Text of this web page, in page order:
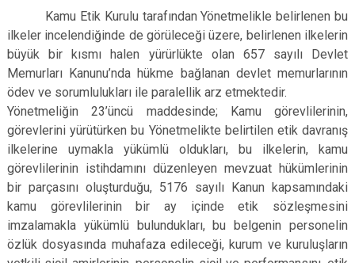
Kamu Etik Kurulu tarafından Yönetmelikle belirlenen bu
ilkeler incelendiğinde de görüleceği üzere, belirlenen ilkelerin
büyük bir kısmı halen yürürlükte olan 657 sayılı Devlet
Memurları Kanunu’nda hükme bağlanan devlet memurlarının
ödev ve sorumlulukları ile paralellik arz etmektedir.
Yönetmeliğin 23’üncü maddesinde; Kamu görevlilerinin,
görevlerini yürütürken bu Yönetmelikte belirtilen etik davranış
ilkelerine uymakla yükümlü oldukları, bu ilkelerin, kamu
görevlilerinin istihdamını düzenleyen mevzuat hükümlerinin
bir parçasını oluşturduğu, 5176 sayılı Kanun kapsamındaki
kamu görevlilerinin bir ay içinde etik sözleşmesini
imzalamakla yükümlü bulundukları, bu belgenin personelin
özlük dosyasında muhafaza edileceği, kurum ve kuruluşların